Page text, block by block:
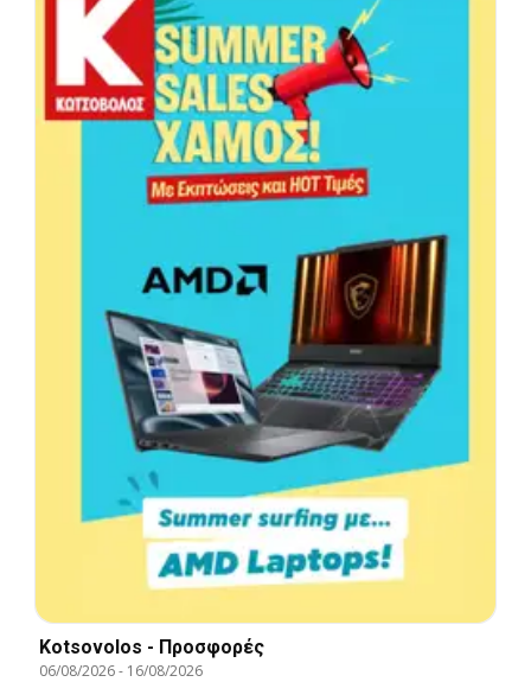
Kotsovolos - Προσφορές
06/08/2026- 16/08/2026